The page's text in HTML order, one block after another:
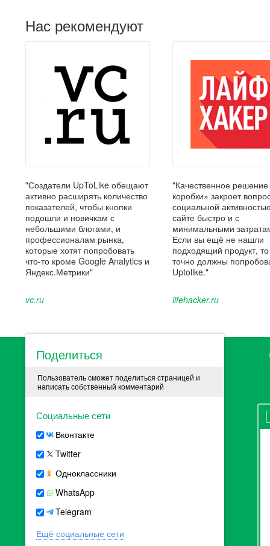
Нас рекомендуют
"Создатели UpToLike обещают
активно расширять количество
показателей, чтобы кнопки
подошли и новичкам с
небольшими блогами, и
профессионалам рынка,
которые хотят попробовать
что-то кроме Google Analytics и
Яндекс.Метрики"
vc.ru
"Качественное решение
коробки» закроет
социальной
сайте быстро и с
минимальными
Если вы ещё не нашли
подходящий продукт,
точно должны
Uptolike."
lifehacker.ru
Поделиться
Пользователь сможет поделиться страницей и
написать собственный комментарий
Социальные сети
Вконтакте
Twitter
Одноклассники
WhatsApp
Telegram
Ещё социальные сети